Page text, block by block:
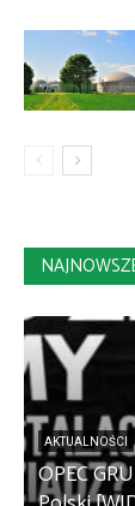
AKTUALNOŚCI
OPEC